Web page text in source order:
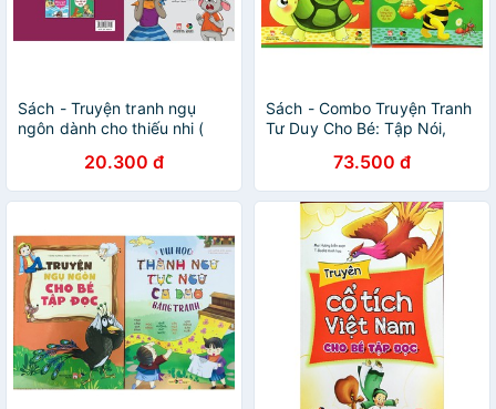
Sách - Truyện tranh ngụ
ngôn dành cho thiếu nhi (
gà trống và mèo
20.300 đ
Sách - Combo Truyện Tranh
Tư Duy Cho Bé: Tập Nói,
Tốt (Bộ 2 Cuốn)
73.500 đ